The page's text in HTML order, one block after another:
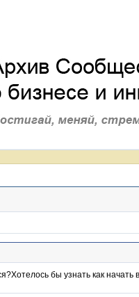
бы узнать как начать